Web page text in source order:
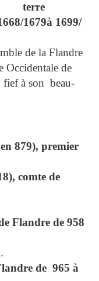
terre
1679à 1699/
de la Flandre
Occidentale de
fief à son beau-
879), premier
comte de
Flandre de 958
.
de 965 à